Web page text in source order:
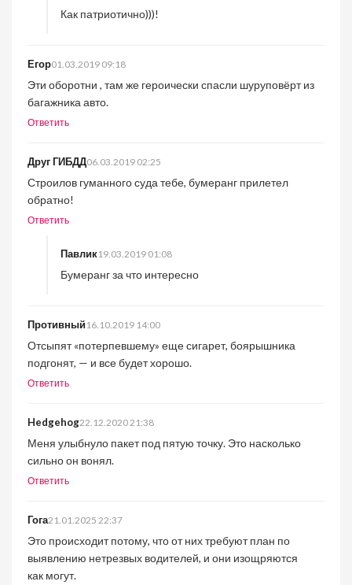
Как патриотично)))!
Егор01.03.2019 09:18
Эти оборотни , там же героически спасли шуруповёрт из
багажника авто.
Ответить
Друг ГИБДД06.03.2019 02:25
Строилов гуманного суда тебе, бумеранг прилетел
обратно!
Ответить
Павлик19.03.2019 01:08
Бумеранг за что интересно
Противный 16.10.2019 14:00
Отсыпят «потерпевшему» еще сигарет, боярышника
подгонят, — и все будет хорошо.
Ответить
Hedgehog22.12.2020 21:38
Меня улыбнуло пакет под пятую точку. Это насколько
сильно он вонял.
Ответить
Гога21.01.2025 22:37
Это происходит потому, что от них требуют план по
выявлению нетрезвых водителей, и они изощряются
как могут.